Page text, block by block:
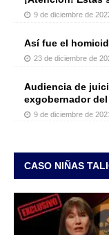
9 de diciembre de
Así fue el
23 de diciembre de
Audiencia de
exgobernador
9 de diciembre de 2021
CASO NIÑAS